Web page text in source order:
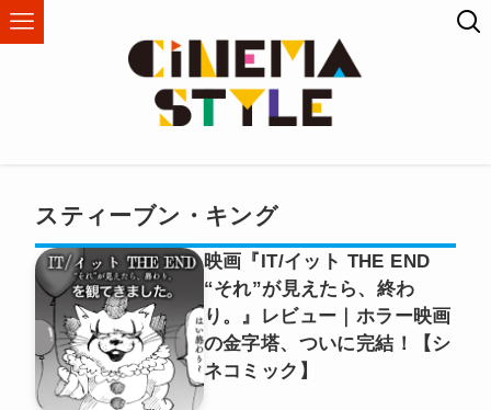
スティーブン・キング
映画『IT/イット THE END
“それ”が見えたら、終わ
り。』レビュー｜ホラー映画
の金字塔、ついに完結！【シ
ネコミック】